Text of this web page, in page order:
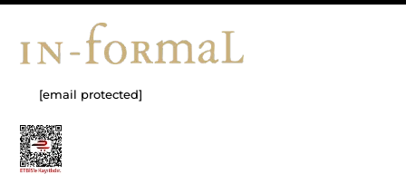
[email protected]